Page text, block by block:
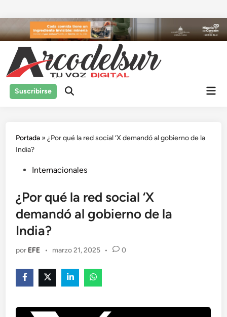
al
contenido
Suscribirse
Portada »¿Por qué la red social ‘X demandó al gobierno de la
India?
Publicado
Internacionales
¿Por qué la red social ‘X
demandó al gobierno de la
India?
por EFE • marzo 21, 2025 • 0